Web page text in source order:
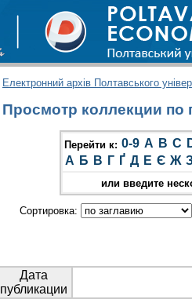
Електронний архів Полтавського
Просмотр коллекции по
Перейти к: 0-9 A B C
А Б В Г Ґ Д Е Є Ж
или введите
Сортировка:
Дата
публикации